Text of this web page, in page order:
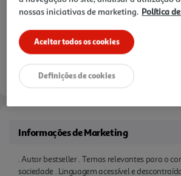
Informações de Marketing
. Autor bestseller . Temas relevantes para o
sociedade . Linguagem acessível e
nossas iniciativas de marketing. Política
Aceitar todos os cookies
Definições de cookies